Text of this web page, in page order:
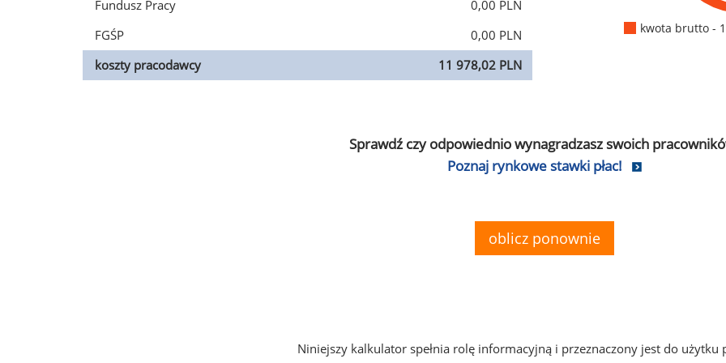
Fundusz Pracy
0,00 PLN
FGŚP
0,00 PLN
koszty pracodawcy
11 978,02 PLN
kwota brutto -
Sprawdź czy odpowiednio wynagradzasz swoich
Poznaj rynkowe stawki płac!
oblicz ponownie
Niniejszy kalkulator spełnia rolę informacyjną i przeznaczony jest do użytku